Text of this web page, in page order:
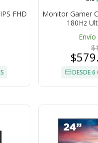
FHD
Monitor Gamer
180Hz
DESDE 6